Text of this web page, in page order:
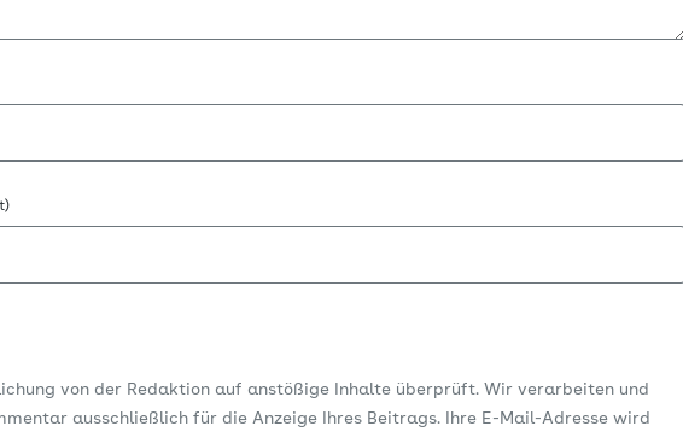
von der Redaktion auf anstößige Inhalte überprüft. Wir verarbeiten und
ausschließlich für die Anzeige Ihres Beitrags. Ihre E-Mail-Adresse wird